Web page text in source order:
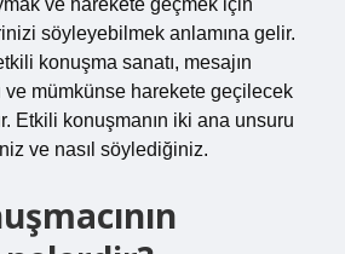
ve harekete geçmek için
söyleyebilmek anlamına gelir.
konuşma sanatı, mesajın
ve mümkünse harekete geçilecek
Etkili konuşmanın iki ana unsuru
ve nasıl söylediğiniz.